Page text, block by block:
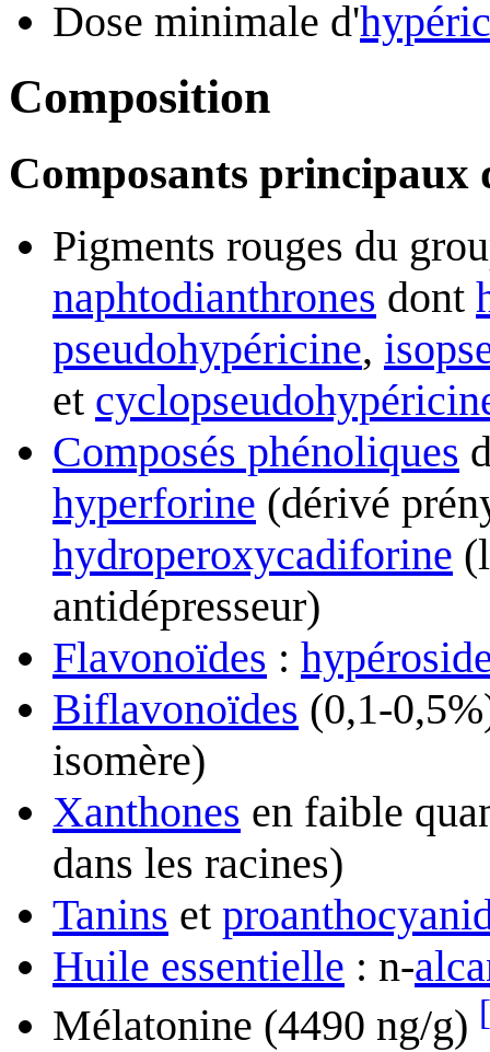
Dose minimale d'
Composition
Composants principaux
Pigments rouges du
naphtodianthrones dont
pseudohypéricine,
et
Composés phénoliques
hyperforine (dérivé
hydroperoxycadiforine
antidépresseur)
Flavonoïdes :
Biflavonoïdes (0,1-
isomère)
Xanthones en faible
dans les racines)
Tanins et
Huile essentielle : n-
Mélatonine (4490 ng/g) [